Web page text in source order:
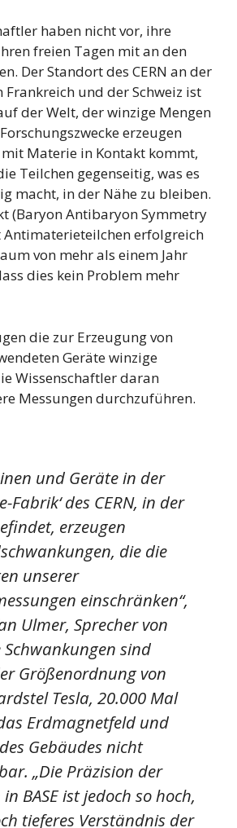
haben nicht vor, ihre
freien Tagen mit an den
Der Standort des CERN an der
Frankreich und der Schweiz ist
der Welt, der winzige Mengen
erzeugen
mit Materie in Kontakt kommt,
Teilchen gegenseitig, was es
macht, in der Nähe zu bleiben.
(Baryon Antibaryon Symmetry
Antimaterieteilchen erfolgreich
von mehr als einem Jahr
dies kein Problem mehr
die zur Erzeugung von
Geräte winzige
Wissenschaftler daran
Messungen durchzuführen.
und Geräte in der
Fabrik‘ des CERN, in der
erzeugen
die die
unserer
einschränken“,
Ulmer, Sprecher von
Schwankungen sind
Größenordnung von
Tesla, 20.000 Mal
Erdmagnetfeld und
Gebäudes nicht
„Die Präzision der
BASE ist jedoch so hoch,
tieferes Verständnis der